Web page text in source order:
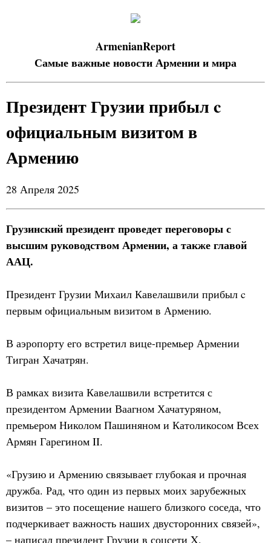
ArmenianReport
Самые важные новости Армении и мира
Президент Грузии прибыл c
официальным визитом в
Армению
28 Апреля 2025
Грузинский президент проведет переговоры с
высшим руководством Армении, а также главой
ААЦ.
Президент Грузии Михаил Кавелашвили прибыл c
первым официальным визитом в Армению.
В аэропорту его встретил вице-премьер Армении
Тигран Хачатрян.
В рамках визита Кавелашвили встретится с
президентом Армении Ваагном Хачатуряном,
премьером Николом Пашиняном и Католикосом Всех
Армян Гарегином II.
«Грузию и Армению связывает глубокая и прочная
дружба. Рад, что один из первых моих зарубежных
визитов – это посещение нашего близкого соседа, что
подчеркивает важность наших двусторонних связей»,
– написал президент Грузии в соцсети X.